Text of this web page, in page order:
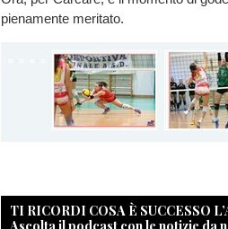
pienamente meritato.
TI RICORDI COSA È SUCCESSO